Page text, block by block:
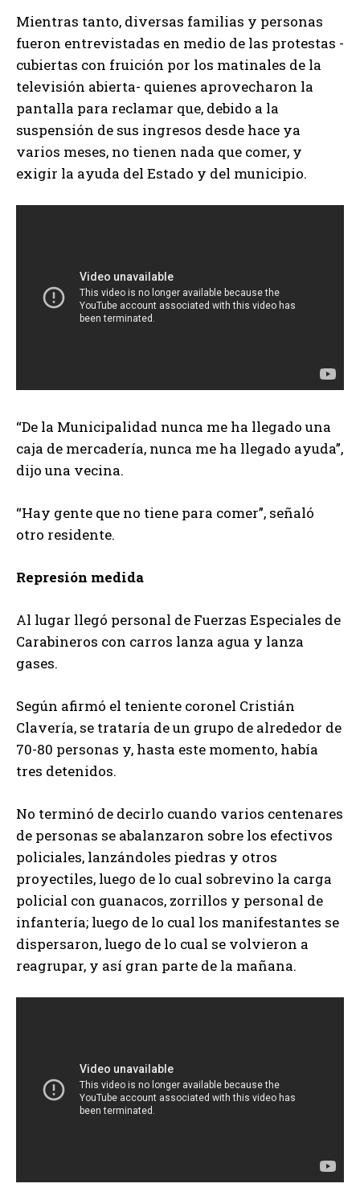
Mientras tanto, diversas familias y personas
fueron entrevistadas en medio de las protestas -
cubiertas con fruición por los matinales de la
televisión abierta- quienes aprovecharon la
pantalla para reclamar que, debido a la
suspensión de sus ingresos desde hace ya
varios meses, no tienen nada que comer, y
exigir la ayuda del Estado y del municipio.
“De la Municipalidad nunca me ha llegado una
caja de mercadería, nunca me ha llegado ayuda”,
dijo una vecina.
“Hay gente que no tiene para comer”, señaló
otro residente.
Represión medida
Al lugar llegó personal de Fuerzas Especiales de
Carabineros con carros lanza agua y lanza
gases.
Según afirmó el teniente coronel Cristián
Clavería, se trataría de un grupo de alrededor de
70-80 personas y, hasta este momento, había
tres detenidos.
No terminó de decirlo cuando varios centenares
de personas se abalanzaron sobre los efectivos
policiales, lanzándoles piedras y otros
proyectiles, luego de lo cual sobrevino la carga
policial con guanacos, zorrillos y personal de
infantería; luego de lo cual los manifestantes se
dispersaron, luego de lo cual se volvieron a
reagrupar, y así gran parte de la mañana.